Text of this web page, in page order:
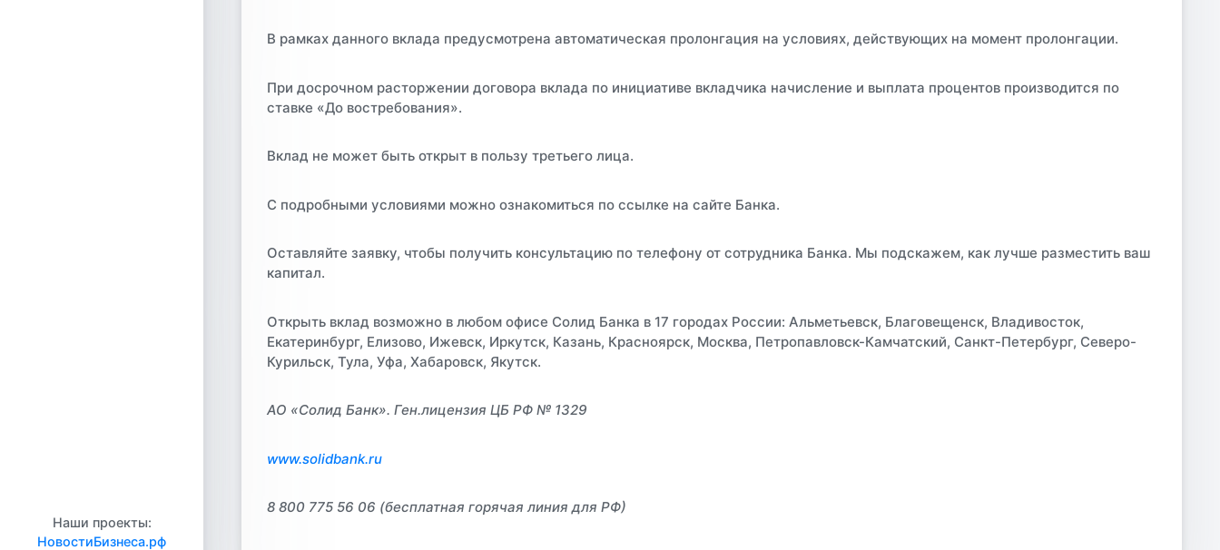
Наши проекты:
НовостиБизнеса.рф
В рамках данного вклада предусмотрена автоматическая пролонгация на условиях, действующих на момент пролонгации.
При досрочном расторжении договора вклада по инициативе вкладчика начисление и выплата процентов производится по
ставке «До востребования».
Вклад не может быть открыт в пользу третьего лица.
С подробными условиями можно ознакомиться по ссылке на сайте Банка.
Оставляйте заявку, чтобы получить консультацию по телефону от сотрудника Банка. Мы подскажем, как лучше разместить ваш
капитал.
Открыть вклад возможно в любом офисе Солид Банка в 17 городах России: Альметьевск, Благовещенск, Владивосток,
Екатеринбург, Елизово, Ижевск, Иркутск, Казань, Красноярск, Москва, Петропавловск-Камчатский, Санкт-Петербург, Северо-
Курильск, Тула, Уфа, Хабаровск, Якутск.
АО «Солид Банк». Ген.лицензия ЦБ РФ № 1329
www.solidbank.ru
8 800 775 56 06 (бесплатная горячая линия для РФ)